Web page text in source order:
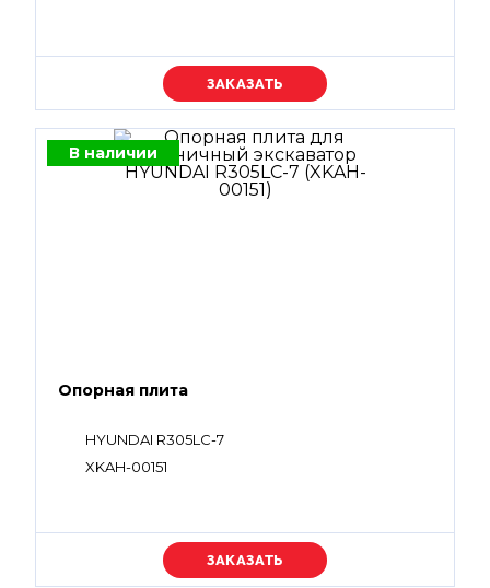
Уточняйте цену
В наличии
Опорная плита
HYUNDAI R305LC-7
XKAH-00151
Уточняйте цену